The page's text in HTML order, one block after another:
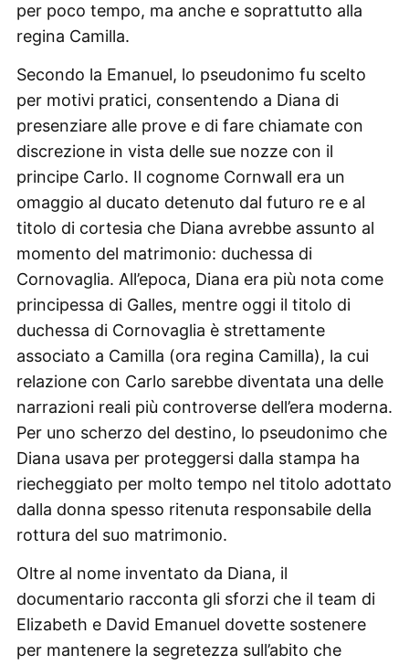
per poco tempo, ma anche e soprattutto alla
regina Camilla.
Secondo la Emanuel, lo pseudonimo fu scelto
per motivi pratici, consentendo a Diana di
presenziare alle prove e di fare chiamate con
discrezione in vista delle sue nozze con il
principe Carlo. Il cognome Cornwall era un
omaggio al ducato detenuto dal futuro re e al
titolo di cortesia che Diana avrebbe assunto al
momento del matrimonio: duchessa di
Cornovaglia. All’epoca, Diana era più nota come
principessa di Galles, mentre oggi il titolo di
duchessa di Cornovaglia è strettamente
associato a Camilla (ora regina Camilla), la cui
relazione con Carlo sarebbe diventata una delle
narrazioni reali più controverse dell’era moderna.
Per uno scherzo del destino, lo pseudonimo che
Diana usava per proteggersi dalla stampa ha
riecheggiato per molto tempo nel titolo adottato
dalla donna spesso ritenuta responsabile della
rottura del suo matrimonio.
Oltre al nome inventato da Diana, il
documentario racconta gli sforzi che il team di
Elizabeth e David Emanuel dovette sostenere
per mantenere la segretezza sull’abito che